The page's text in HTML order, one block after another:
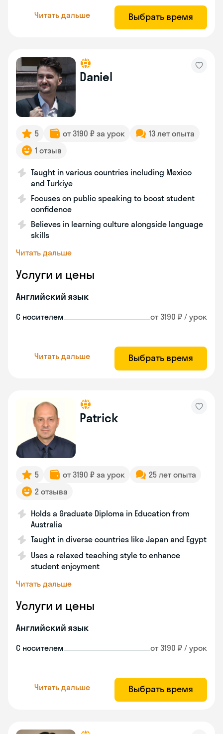
Читать дальше Выбрать время
Daniel
5 от 3190 ₽ за урок
13 лет опыта
1 отзыв
Taught in various countries including Mexico
and Turkiye
Focuses on public speaking to boost student
confidence
Believes in learning culture alongside language
skills
Читать дальше
Услуги и цены
Английский язык
С носителем от 3190 ₽ / урок
Читать дальше Выбрать время
Patrick
5 от 3190 ₽ за урок
25 лет опыта
2 отзыва
Holds a Graduate Diploma in Education from
Australia
Taught in diverse countries like Japan and Egypt
Uses a relaxed teaching style to enhance
student enjoyment
Читать дальше
Услуги и цены
Английский язык
С носителем от 3190 ₽ / урок
Читать дальше Выбрать время